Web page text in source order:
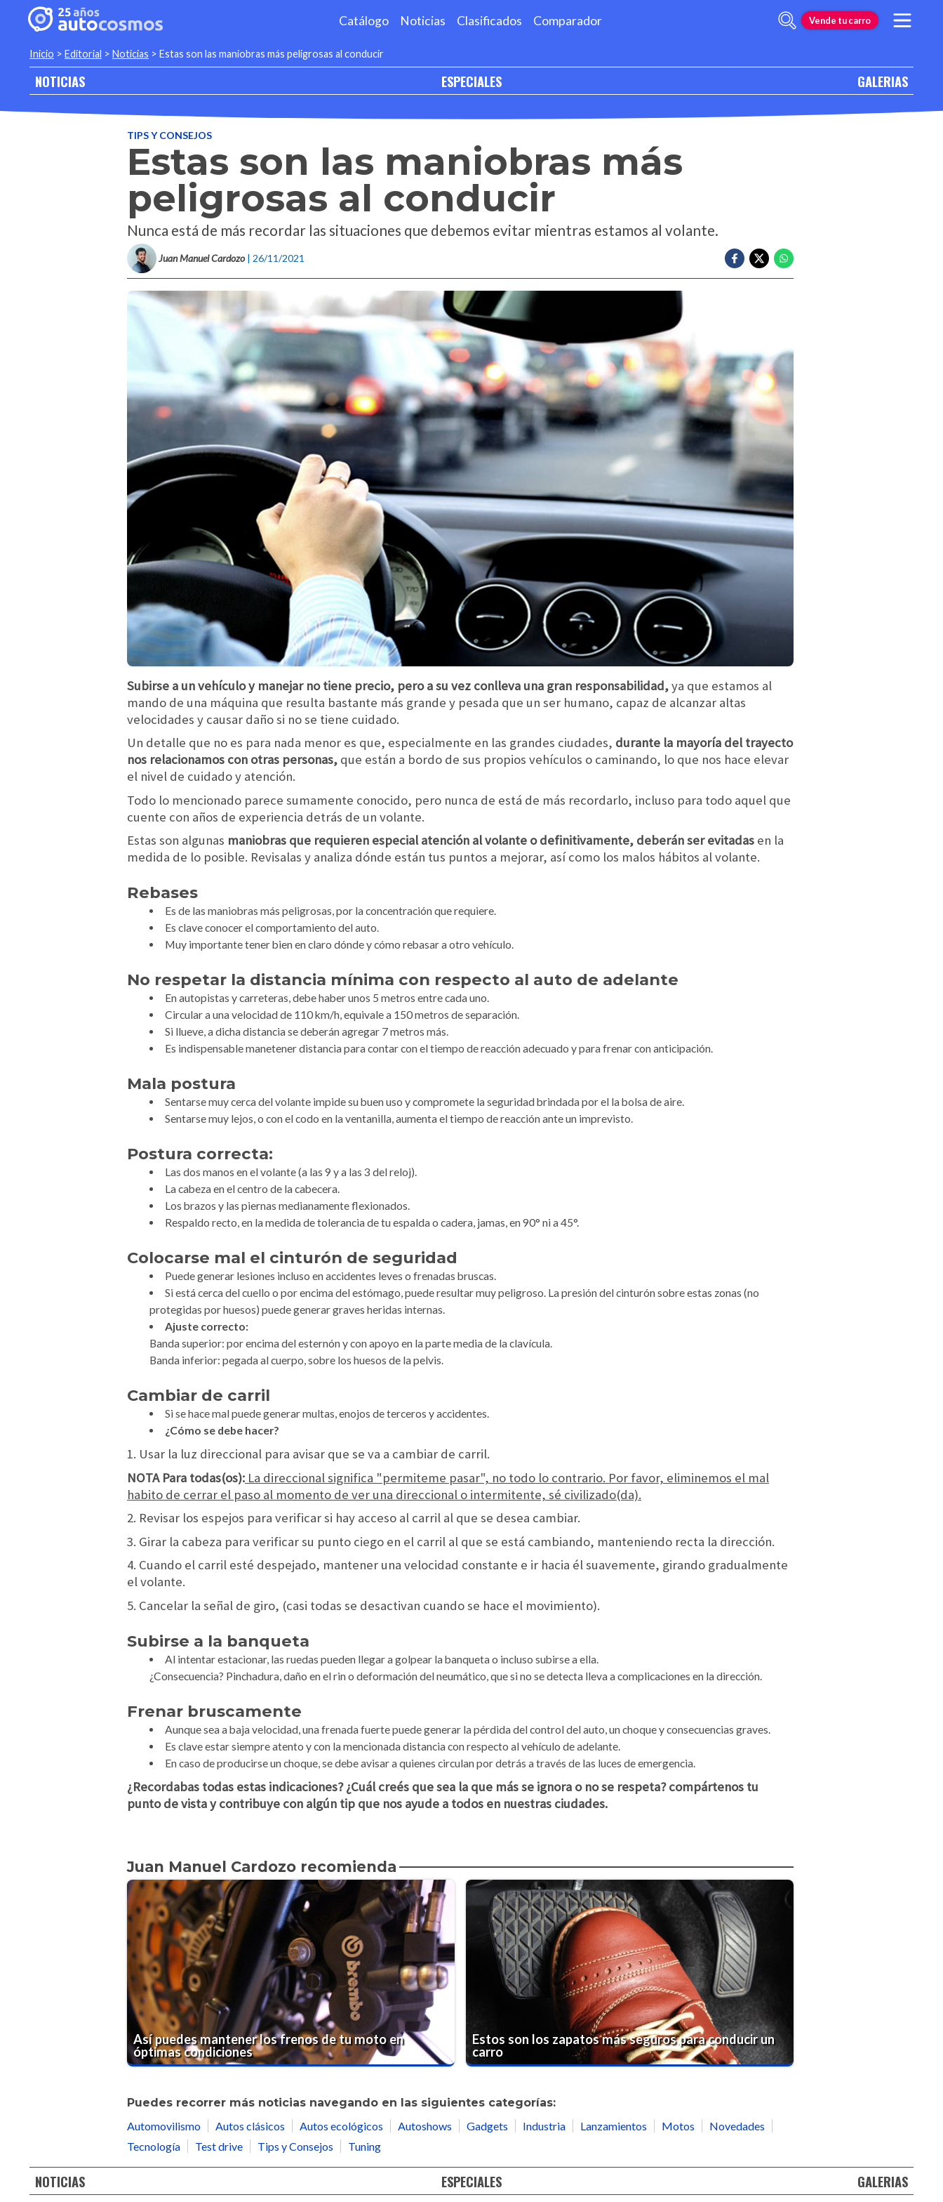
Catálogo Noticias Clasificados Comparador Vende tu carro
Inicio > Editorial > Noticias > Estas son las maniobras más peligrosas al conducir
NOTICIAS ESPECIALES GALERIAS
TIPS Y CONSEJOS
Estas son las maniobras más
peligrosas al conducir
Nunca está de más recordar las situaciones que debemos evitar mientras estamos al volante.
Juan Manuel Cardozo | 26/11/2021
Subirse a un vehículo y manejar no tiene precio, pero a su vez conlleva una gran responsabilidad,ya que estamos al
mando de una máquina que resulta bastante más grande y pesada que un ser humano, capaz de alcanzar altas
velocidades y causar daño si no se tiene cuidado.
Un detalle que no es para nada menor es que, especialmente en las grandes ciudades, durante la mayoría del trayecto
nos relacionamos con otras personas, que están a bordo de sus propios vehículos o caminando, lo que nos hace elevar
el nivel de cuidado y atención.
Todo lo mencionado parece sumamente conocido, pero nunca de está de más recordarlo, incluso para todo aquel que
cuente con años de experiencia detrás de un volante.
Estas son algunas maniobras que requieren especial atención al volante o definitivamente, deberán ser evitadas en la
medida de lo posible. Revisalas y analiza dónde están tus puntos a mejorar, así como los malos hábitos al volante.
Rebases
Es de las maniobras más peligrosas, por la concentración que requiere.
Es clave conocer el comportamiento del auto.
Muy importante tener bien en claro dónde y cómo rebasar a otro vehículo.
No respetar la distancia mínima con respecto al auto de adelante
En autopistas y carreteras, debe haber unos 5 metros entre cada uno.
Circular a una velocidad de 110 km/h, equivale a 150 metros de separación.
Si llueve, a dicha distancia se deberán agregar 7 metros más.
Es indispensable manetener distancia para contar con el tiempo de reacción adecuado y para frenar con anticipación.
Mala postura
Sentarse muy cerca del volante impide su buen uso y compromete la seguridad brindada por el la bolsa de aire.
Sentarse muy lejos, o con el codo en la ventanilla, aumenta el tiempo de reacción ante un imprevisto.
Postura correcta:
Las dos manos en el volante (a las 9 y a las 3 del reloj).
La cabeza en el centro de la cabecera.
Los brazos y las piernas medianamente flexionados.
Respaldo recto, en la medida de tolerancia de tu espalda o cadera, jamas, en 90° ni a 45°.
Colocarse mal el cinturón de seguridad
Puede generar lesiones incluso en accidentes leves o frenadas bruscas.
Si está cerca del cuello o por encima del estómago, puede resultar muy peligroso. La presión del cinturón sobre estas zonas (no
protegidas por huesos) puede generar graves heridas internas.
Ajuste correcto:
Banda superior: por encima del esternón y con apoyo en la parte media de la clavícula.
Banda inferior: pegada al cuerpo, sobre los huesos de la pelvis.
Cambiar de carril
Si se hace mal puede generar multas, enojos de terceros y accidentes.
¿Cómo se debe hacer?
1. Usar la luz direccional para avisar que se va a cambiar de carril.
NOTA Para todas(os): La direccional significa "permiteme pasar", no todo lo contrario. Por favor, eliminemos el mal
habito de cerrar el paso al momento de ver una direccional o intermitente, sé civilizado(da).
2. Revisar los espejos para verificar si hay acceso al carril al que se desea cambiar.
3. Girar la cabeza para verificar su punto ciego en el carril al que se está cambiando, manteniendo recta la dirección.
4. Cuando el carril esté despejado, mantener una velocidad constante e ir hacia él suavemente, girando gradualmente
el volante.
5. Cancelar la señal de giro, (casi todas se desactivan cuando se hace el movimiento).
Subirse a la banqueta
Al intentar estacionar, las ruedas pueden llegar a golpear la banqueta o incluso subirse a ella.
¿Consecuencia? Pinchadura, daño en el rin o deformación del neumático, que si no se detecta lleva a complicaciones en la dirección.
Frenar bruscamente
Aunque sea a baja velocidad, una frenada fuerte puede generar la pérdida del control del auto, un choque y consecuencias graves.
Es clave estar siempre atento y con la mencionada distancia con respecto al vehículo de adelante.
En caso de producirse un choque, se debe avisar a quienes circulan por detrás a través de las luces de emergencia.
¿Recordabas todas estas indicaciones? ¿Cuál creés que sea la que más se ignora o no se respeta? compártenos tu
punto de vista y contribuye con algún tip que nos ayude a todos en nuestras ciudades.
Juan Manuel Cardozo recomienda
Así puedes mantener los frenos de tu moto en
óptimas condiciones
Estos son los zapatos más seguros para conducir un
carro
Puedes recorrer más noticias navegando en las siguientes categorías:
Automovilismo
Autos clásicos Autos ecológicos Autoshows Gadgets Industria Lanzamientos Motos
Novedades
Tecnología
Test drive Tips y Consejos Tuning
NOTICIAS ESPECIALES GALERIAS